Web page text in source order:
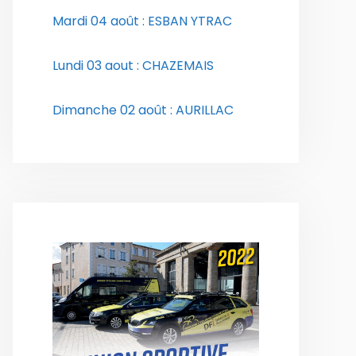
Mardi 04 août : ESBAN YTRAC
Lundi 03 aout : CHAZEMAIS
Dimanche 02 août : AURILLAC